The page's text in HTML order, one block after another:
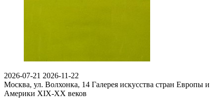
2026-07-21 2026-11-22
Москва, ул. Волхонка, 14 Галерея искусства стран Европы и
Америки XIX-ХХ веков